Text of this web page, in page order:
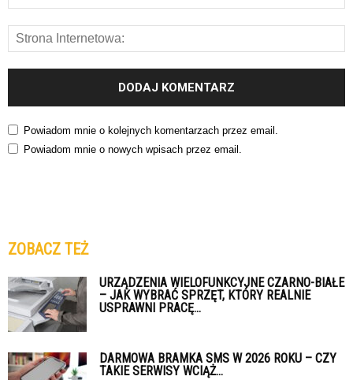
Powiadom mnie o kolejnych komentarzach przez email.
Powiadom mnie o nowych wpisach przez email.
ZOBACZ TEŻ
URZĄDZENIA WIELOFUNKCYJNE CZARNO-BIAŁE
– JAK WYBRAĆ SPRZĘT, KTÓRY REALNIE
USPRAWNI PRACĘ...
DARMOWA BRAMKA SMS W 2026 ROKU – CZY
TAKIE SERWISY WCIĄŻ...